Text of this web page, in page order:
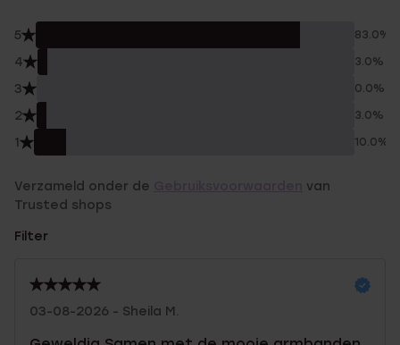
5 83.0%
4 3.0%
3 0.0%
2 3.0%
1 10.0%
Verzameld onder de
van
Trusted shops
Filter
03-08-2026 - Sheila M.